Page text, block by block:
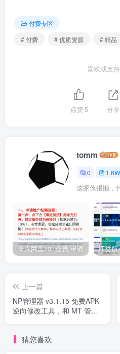
付费专区
# 付费
# 优质资源 # 精品
喜欢就支
点赞5 分享
tomm
0
这家伙很懒，
夸克网盘20t 会员 申请
上一篇
NP管理器 v3.1.15 免费APK
逆向修改工具，和 MT 管理
猜您喜欢